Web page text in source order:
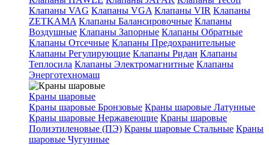
Клапаны VAG Клапаны VGA Клапаны VIR Клапаны
ZETKAMA Клапаны Балансировочные Клапаны
Воздушные Клапаны Запорные Клапаны Обратные
Клапаны Отсечные Клапаны Предохранительные
Клапаны Регулирующие Клапаны Ридан Клапаны
Теплосила Клапаны Электромагнитные Клапаны
Энерготехномаш
Краны шаровые
Краны шаровые Бронзовые Краны шаровые Латунные
Краны шаровые Нержавеющие Краны шаровые
Полиэтиленовые (ПЭ) Краны шаровые Стальные Краны
шаровые Чугунные